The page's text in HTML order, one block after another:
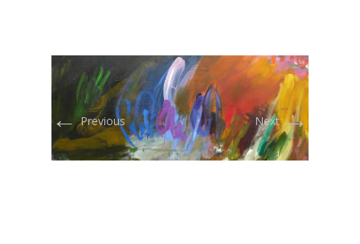
←Previous Next→